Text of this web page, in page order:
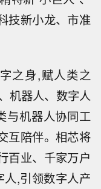
技新小龙、市准
之身,赋人类之
机器人、数字人
机器人协同工
互陪伴。相芯将
百业、千家万户
人,引领数字人产